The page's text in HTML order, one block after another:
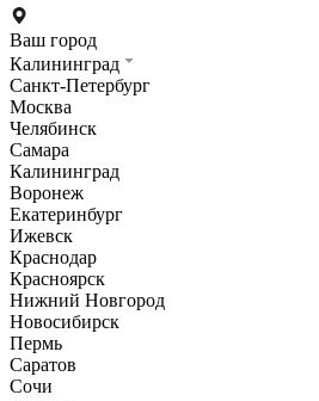
Ваш город
Калининград
Санкт-Петербург
Москва
Челябинск
Самара
Калининград
Воронеж
Екатеринбург
Ижевск
Краснодар
Красноярск
Нижний Новгород
Новосибирск
Пермь
Саратов
Сочи